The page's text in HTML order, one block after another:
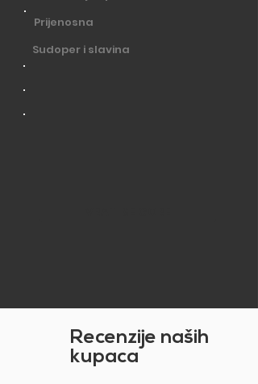
Prijenosna
Sudoper i slavina
Recenzije naših
kupaca